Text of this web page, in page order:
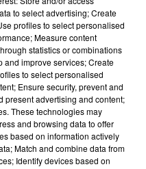
Gémeaux
to select advertising; Create
profiles to select personalised
Measure content
statistics or combinations
and improve services; Create
to select personalised
Ensure security, prevent and
present advertising and content;
These technologies may
and browsing data to offer
based on information actively
Match and combine data from
Identify devices based on